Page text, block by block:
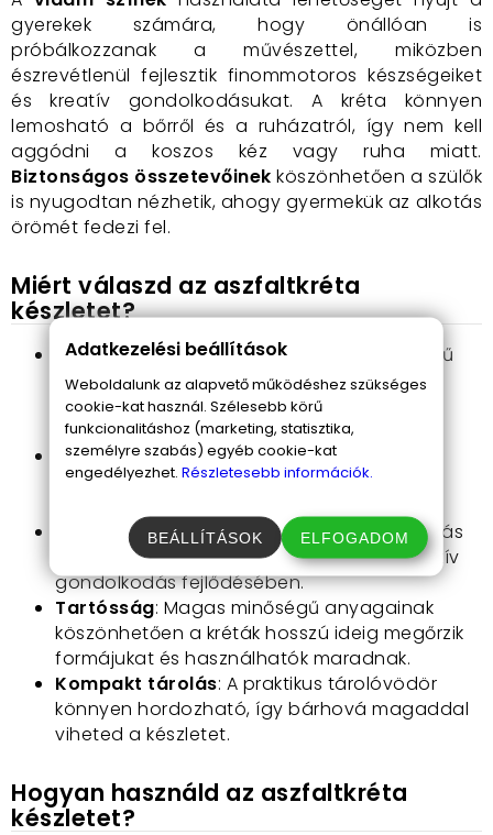
gyerekek számára, hogy önállóan is
próbálkozzanak a művészettel, miközben
észrevétlenül fejlesztik finommotoros készségeiket
és kreatív gondolkodásukat. A kréta könnyen
lemosható a bőrről és a ruházatról, így nem kell
aggódni a koszos kéz vagy ruha miatt.
Biztonságos összetevőinek köszönhetően a szülők
is nyugodtan nézhetik, ahogy gyermekük az alkotás
örömét fedezi fel.
Miért válaszd az aszfaltkréta
készletet?
Sokszínűség és inspiráció
: A 20 élénk színű
kréta kreatív játékra ösztönzi a gyerekeket,
lehetővé téve a fantázia határtalan
kibontakozását.
Könnyű használat: A kis kezek számára
tervezett kréták egyszerűen kezelhetőek és
Kreativitás fejlesztése : A rajzolás és alkotás
segít a finommotoros készségek és a kreatív
gondolkodás fejlődésében.
Tartósság: Magas minőségű anyagainak
köszönhetően a kréták hosszú ideig megőrzik
formájukat és használhatók maradnak.
Kompakt tárolás: A praktikus tárolóvödör
könnyen hordozható, így bárhová magaddal
viheted a készletet.
Hogyan használd az aszfaltkréta
készletet?
Adatkezelési beállítások
Weboldalunk az alapvető működéshez szükséges
cookie-kat használ. Szélesebb körű
funkcionalitáshoz (marketing, statisztika,
személyre szabás) egyéb cookie-kat
engedélyezhet. Részletesebb információk.
BEÁLLÍTÁSOK ELFOGADOM